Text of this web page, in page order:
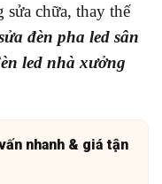
sửa chữa, thay thế
đèn pha led sân
led nhà xưởng
nhanh & giá tận